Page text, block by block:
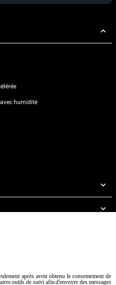
humidité
après avoir obtenu le consentement de
outils de suivi afin d'envoyer des messages